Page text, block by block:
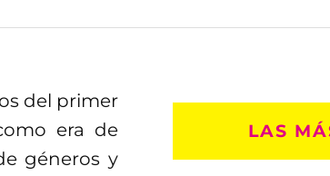
del primer
era de
géneros y
LAS